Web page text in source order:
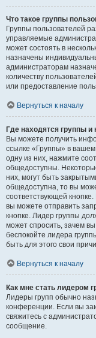
Что такое группы
Группы пользователей
управляемые
может состоять в
назначены
администраторам
количеству
или предоставление
Вернуться к началу
Где находятся группы и
Вы можете получить
ссылке «Группы» в
одну из них, нажмите
общедоступны.
них, могут быть
общедоступна, то вы
соответствующей
вы можете отправить
кнопке. Лидер группы
может спросить, зачем
беспокойте лидера
быть для этого свои
Вернуться к началу
Как мне стать лидером
Лидеры групп обычно
конференции. Если вы
свяжитесь с
сообщение.